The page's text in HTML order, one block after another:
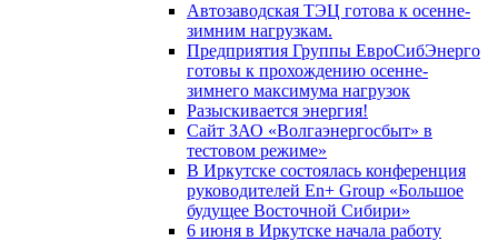
Автозаводская ТЭЦ готова к осенне-
зимним нагрузкам.
Предприятия Группы ЕвроСибЭнерго
готовы к прохождению осенне-
зимнего максимума нагрузок
Разыскивается энергия!
Сайт ЗАО «Волгаэнергосбыт» в
тестовом режиме»
В Иркутске состоялась конференция
руководителей En+ Group «Большое
будущее Восточной Сибири»
6 июня в Иркутске начала работу